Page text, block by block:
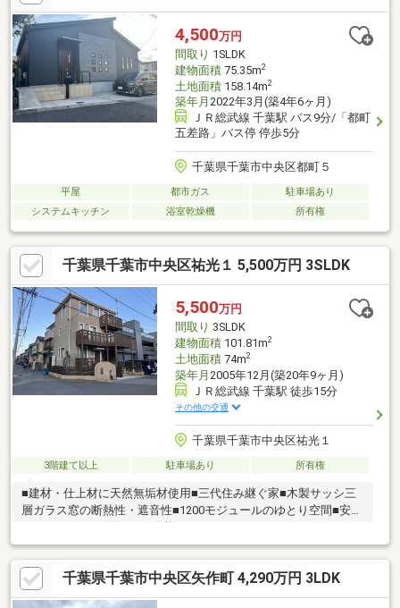
4,500万円
間取り 1SLDK
建物面積75.35m2
土地面積158.14m2
築年月 2022年3月(築4年6ヶ月)
ＪＲ総武線 千葉駅 バス9分/「都町
五差路」バス停 停歩5分
千葉県千葉市中央区都町５
平屋 都市ガス
駐車場あり
システムキッチン
浴室乾燥機 所有権
千葉県千葉市中央区祐光１ 5,500万円 3SLDK
5,500万円
間取り 3SLDK
建物面積101.81m2
土地面積74m2
築年月 2005年12月(築20年9ヶ月)
ＪＲ総武線 千葉駅 徒歩15分
その他の交通
千葉県千葉市中央区祐光１
3階建て以上 駐車場あり 所有権
■建材・仕上材に天然無垢材使用■三代住み継ぐ家■木製サッシ三
層ガラス窓の断熱性・遮音性■1200モジュールのゆとり空間■安心
のヒュースドクトル50（引継ぎ）（スウェーデンハウスによる50
年無料定期健診システム） ■24時間熱交換型換気システム■高気
密・高断熱・計画換気 ■優れた耐震性能■高い防犯性能■火災に強
い防火性能■強力な台風にも負けない耐風・耐水性能
千葉県千葉市中央区矢作町 4,290万円 3LDK